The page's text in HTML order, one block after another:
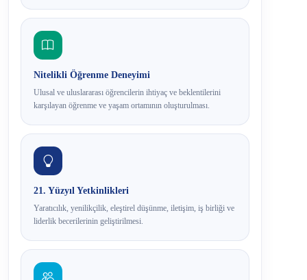
Nitelikli Öğrenme Deneyimi
Ulusal ve uluslararası öğrencilerin ihtiyaç ve beklentilerini
karşılayan öğrenme ve yaşam ortamının oluşturulması.
21. Yüzyıl Yetkinlikleri
Yaratıcılık, yenilikçilik, eleştirel düşünme, iletişim, iş birliği ve
liderlik becerilerinin geliştirilmesi.